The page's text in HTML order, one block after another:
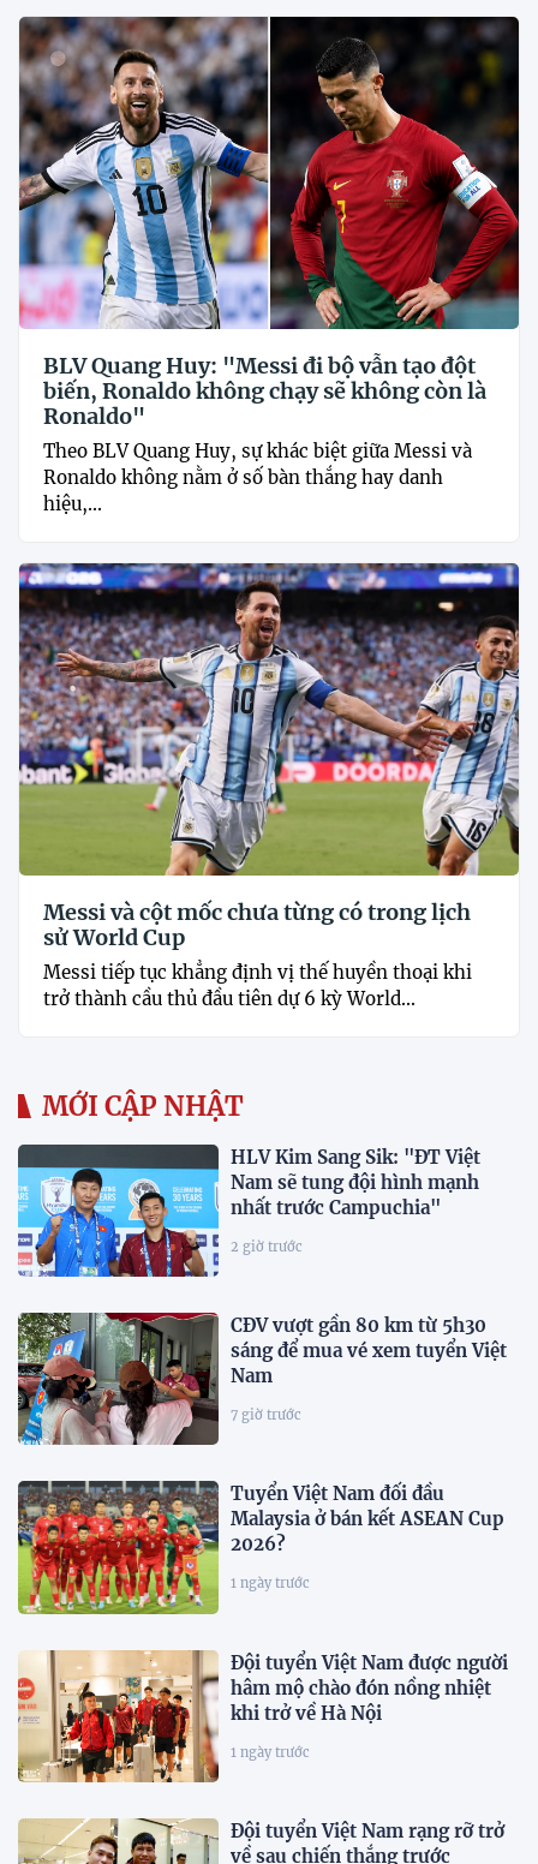
BLV Quang Huy: "Messi đi bộ vẫn tạo đột
biến, Ronaldo không chạy sẽ không còn là
Ronaldo"
Theo BLV Quang Huy, sự khác biệt giữa Messi và
Ronaldo không nằm ở số bàn thắng hay danh
hiệu,...
Messi và cột mốc chưa từng có trong lịch
sử World Cup
Messi tiếp tục khẳng định vị thế huyền thoại khi
trở thành cầu thủ đầu tiên dự 6 kỳ World...
MỚI CẬP NHẬT
HLV Kim Sang Sik: "ĐT Việt
Nam sẽ tung đội hình mạnh
nhất trước Campuchia"
2 giờ trước
CĐV vượt gần 80 km từ 5h30
sáng để mua vé xem tuyển Việt
Nam
7 giờ trước
Tuyển Việt Nam đối đầu
Malaysia ở bán kết ASEAN Cup
2026?
1 ngày trước
Đội tuyển Việt Nam được người
hâm mộ chào đón nồng nhiệt
khi trở về Hà Nội
1 ngày trước
Đội tuyển Việt Nam rạng rỡ trở
về sau chiến thắng trước